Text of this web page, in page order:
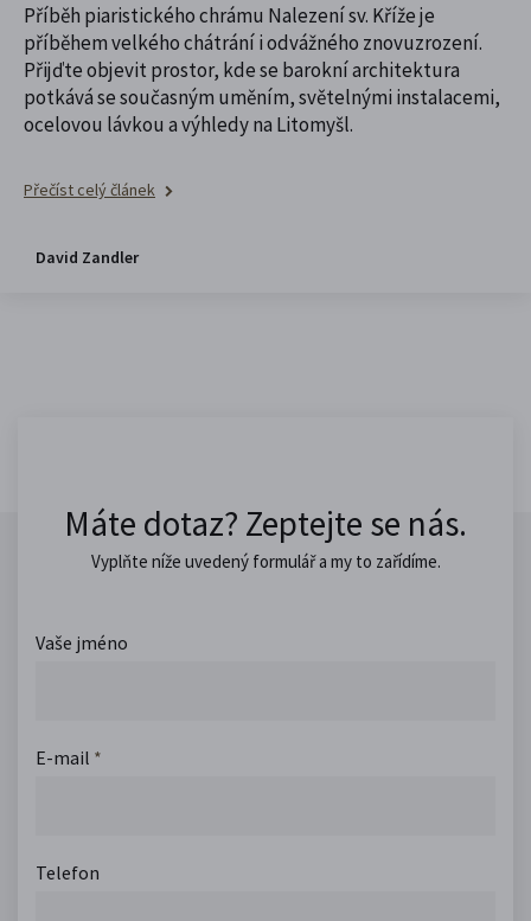
Příběh piaristického chrámu Nalezení sv. Kříže je
příběhem velkého chátrání i odvážného znovuzrození.
Přijďte objevit prostor, kde se barokní architektura
potkává se současným uměním, světelnými instalacemi,
ocelovou lávkou a výhledy na Litomyšl.
Přečíst celý článek
David Zandler
Máte dotaz? Zeptejte se nás.
Vyplňte níže uvedený formulář a my to zařídíme.
Vaše jméno
E-mail *
Telefon